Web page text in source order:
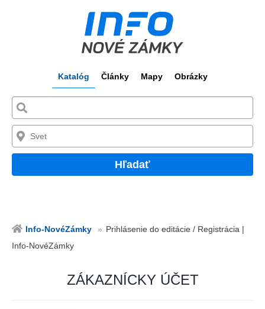
Katalóg Články Mapy Obrázky
Hľadať
Info-NovéZámky
Prihlásenie do editácie / Registrácia |
Info-NovéZámky
ZÁKAZNÍCKY ÚČET